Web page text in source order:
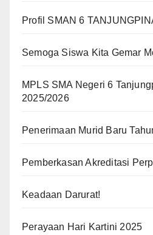
Profil SMAN 6
Semoga Siswa Kita Gemar
MPLS SMA Negeri 6
2025/2026
Penerimaan Murid Baru
Pemberkasan Akreditasi
Keadaan Darurat!
Perayaan Hari Kartini 2025